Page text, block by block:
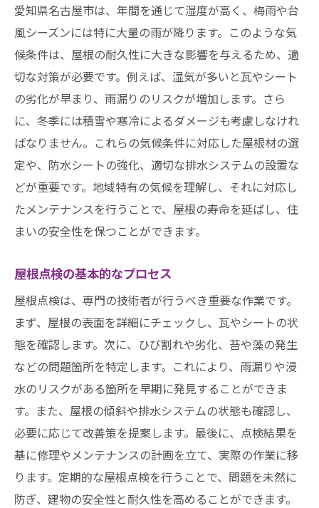
専門技術者の資格と経験
点検に使用する最新の機器
プロフェッショナルな点検の流れ
専門技術者のアドバイスの価値
点検後のフォローアップサービス
名古屋市の気候に対応した屋根修理の必要性劣
化防止のポイント
名古屋市の気候と屋根の劣化
雨漏り防止のための修理方法
修理に使用する材料の選び方
修理とメンテナンスの違い
大規模修理と部分修理の判断基準
井澤産業が提案する屋根メンテナンス方法定期
的な点検で安心を確保
井澤産業のメンテナンスサービスの特徴
定期点検のスケジューリング
緊急時の迅速対応について
メンテナンス契約の内容と価格
長期的なメンテナンスプランの策定
愛知県名古屋市は、年間を通じて湿度が高く、梅雨や台
風シーズンには特に大量の雨が降ります。このような気
候条件は、屋根の耐久性に大きな影響を与えるため、適
切な対策が必要です。例えば、湿気が多いと瓦やシート
の劣化が早まり、雨漏りのリスクが増加します。さら
に、冬季には積雪や寒冷によるダメージも考慮しなけれ
ばなりません。これらの気候条件に対応した屋根材の選
定や、防水シートの強化、適切な排水システムの設置な
どが重要です。地域特有の気候を理解し、それに対応し
たメンテナンスを行うことで、屋根の寿命を延ばし、住
まいの安全性を保つことができます。
屋根点検の基本的なプロセス
屋根点検は、専門の技術者が行うべき重要な作業です。
まず、屋根の表面を詳細にチェックし、瓦やシートの状
態を確認します。次に、ひび割れや劣化、苔や藻の発生
などの問題箇所を特定します。これにより、雨漏りや浸
水のリスクがある箇所を早期に発見することができま
す。また、屋根の傾斜や排水システムの状態も確認し、
必要に応じて改善策を提案します。最後に、点検結果を
基に修理やメンテナンスの計画を立て、実際の作業に移
ります。定期的な屋根点検を行うことで、問題を未然に
防ぎ、建物の安全性と耐久性を高めることができます。